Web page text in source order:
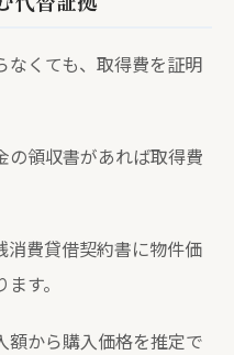
なくても、取得費を証明
の領収書があれば取得費
消費貸借契約書に物件価
す。
額から購入価格を推定で